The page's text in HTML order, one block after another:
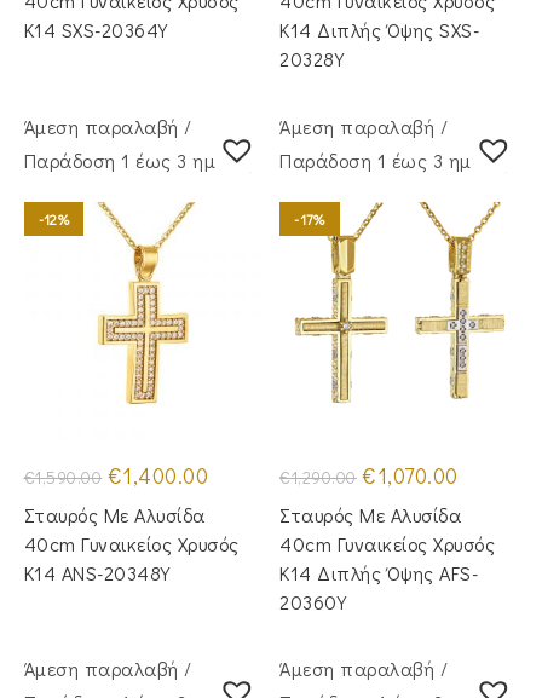
Κ14 SXS-20364Y
Κ14 Διπλής Όψης SXS-
20328Y
Άμεση παραλαβή /
Παράδoση 1 έως 3 ημέρες
-12%
€1,590.00 Original
price
was:
€1,590.00.
€1,400.00 τρέχουσα
€1,400.00.
Σταυρός Με Αλυσίδα
40cm Γυναικείος Χρυσός
Κ14 ANS-20348Y
Άμεση παραλαβή /
Παράδoση 1 έως 3 ημέρες
-17%
€1,290.00 Original
price
was:
€1,290.00.
€1,070.00
είναι:
€1,070.00.
Σταυρός Με Αλυσίδα
40cm Γυναικείος Χρυσός
Κ14 Διπλής Όψης AFS-
20360Y
Άμεση παραλαβή /
Άμεση παραλαβή /